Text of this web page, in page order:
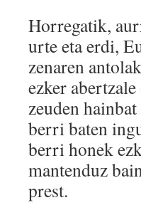
Horregatik,
urte eta erdi,
zenaren
ezker
zeuden
berri baten
berri honek
mantenduz
prest.